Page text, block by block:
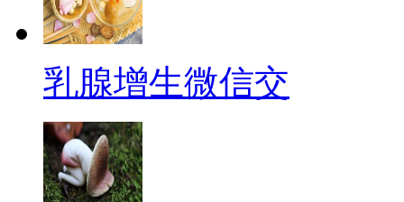
乳腺增生微信交